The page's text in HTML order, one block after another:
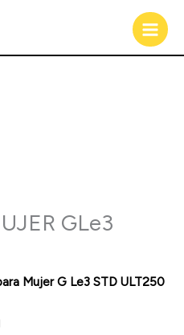
GLe3
Mujer G Le3 STD ULT250